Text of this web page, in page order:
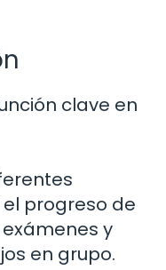
clave en
progreso de
y
en grupo.